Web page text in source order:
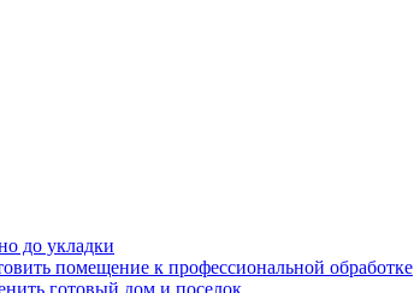
до укладки
помещение к профессиональной обработке
готовый дом и поселок